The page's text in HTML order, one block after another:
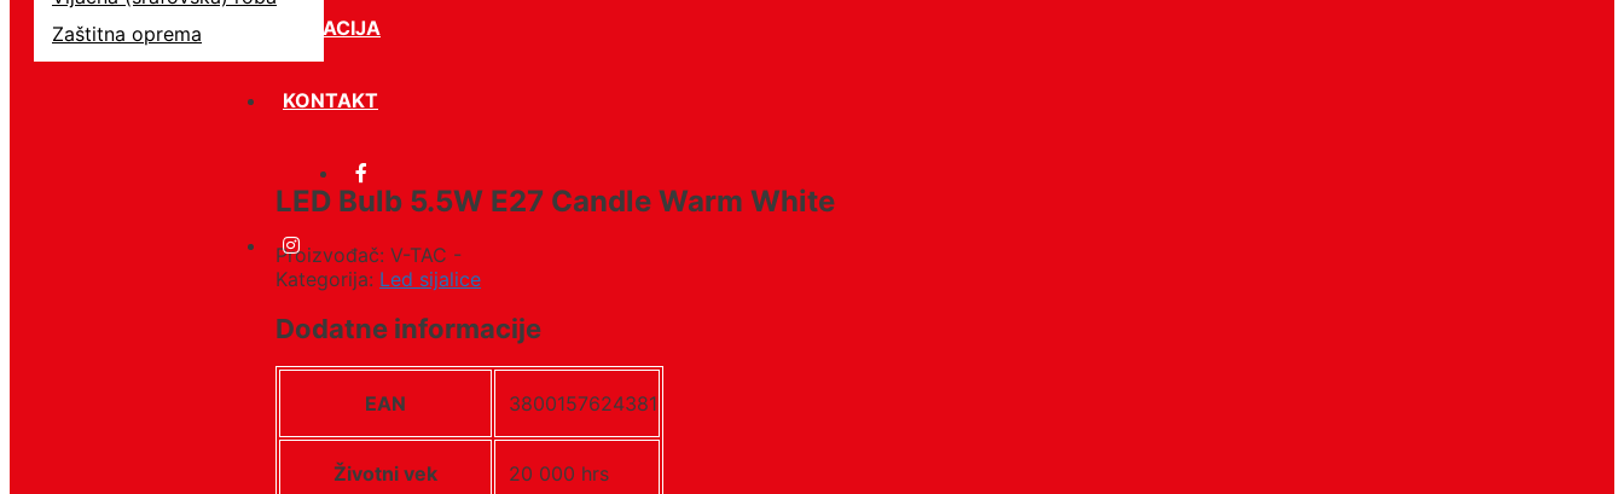
LOKACIJA
KONTAKT
Zaštitna oprema
LED Bulb 5.5W E27 Candle Warm White
Proizvođač: V-TAC -
Kategorija: Led sijalice
Dodatne informacije
EAN 3800157624381
Životni vek 20 000 hrs